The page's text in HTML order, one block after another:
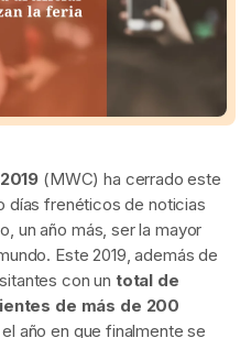
(MWC) ha cerrado este
días frenéticos de noticias
un año más, ser la mayor
Este 2019, además de
con un total de
de más de 200
año en que finalmente se